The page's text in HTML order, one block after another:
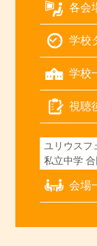
各会
学校
学校
視聴
ユリウスフ
私立中学
会場